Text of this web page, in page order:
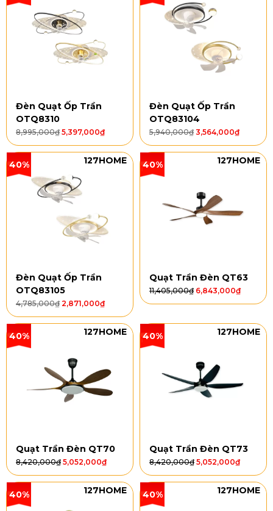
Đèn Quạt Ốp Trần
OTQ8310
8,995,000₫ 5,397,000₫
Đèn Quạt Ốp Trần
OTQ83104
5,940,000₫ 3,564,000₫
40% 127HOME
Đèn Quạt Ốp Trần
OTQ83105
4,785,000₫ 2,871,000₫
40% 127HOME
Quạt Trần Đèn QT63
11,405,000₫ 6,843,000₫
40% 127HOME
Quạt Trần Đèn QT70
8,420,000₫ 5,052,000₫
40% 127HOME
Quạt Trần Đèn QT73
8,420,000₫ 5,052,000₫
40% 127HOME 40% 127HOME